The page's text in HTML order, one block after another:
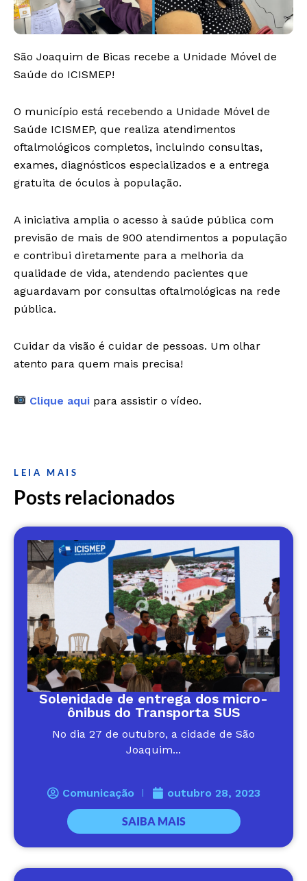
São Joaquim de Bicas recebe a Unidade Móvel de
Saúde do ICISMEP!
O município está recebendo a Unidade Móvel de
Saúde ICISMEP, que realiza atendimentos
oftalmológicos completos, incluindo consultas,
exames, diagnósticos especializados e a entrega
gratuita de óculos à população.
A iniciativa amplia o acesso à saúde pública com
previsão de mais de 900 atendimentos a população
e contribui diretamente para a melhoria da
qualidade de vida, atendendo pacientes que
aguardavam por consultas oftalmológicas na rede
pública.
Cuidar da visão é cuidar de pessoas. Um olhar
atento para quem mais precisa!
Clique aqui para assistir o vídeo.
LEIA MAIS
Posts relacionados
Solenidade de entrega dos micro-
ônibus do Transporta SUS
No dia 27 de outubro, a cidade de São
Joaquim...
Comunicação outubro 28, 2023
SAIBA MAIS